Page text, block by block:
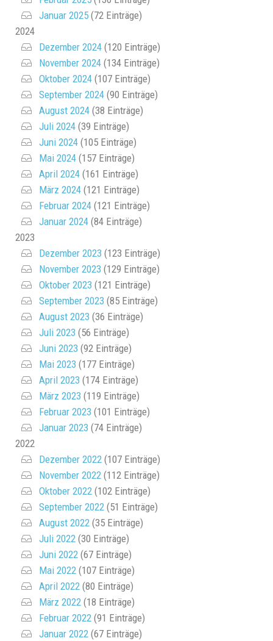
Januar 2025 (72 Einträge)
2024
Dezember 2024 (120 Einträge)
November 2024 (134 Einträge)
Oktober 2024 (107 Einträge)
September 2024 (90 Einträge)
August 2024 (38 Einträge)
Juli 2024 (39 Einträge)
Juni 2024 (105 Einträge)
Mai 2024 (157 Einträge)
April 2024 (161 Einträge)
März 2024 (121 Einträge)
Februar 2024 (121 Einträge)
Januar 2024 (84 Einträge)
2023
Dezember 2023 (123 Einträge)
November 2023 (129 Einträge)
Oktober 2023 (121 Einträge)
September 2023 (85 Einträge)
August 2023 (36 Einträge)
Juli 2023 (56 Einträge)
Juni 2023 (92 Einträge)
Mai 2023 (177 Einträge)
April 2023 (174 Einträge)
März 2023 (119 Einträge)
Februar 2023 (101 Einträge)
Januar 2023 (74 Einträge)
2022
Dezember 2022 (107 Einträge)
November 2022 (112 Einträge)
Oktober 2022 (102 Einträge)
September 2022 (51 Einträge)
August 2022 (35 Einträge)
Juli 2022 (30 Einträge)
Juni 2022 (67 Einträge)
Mai 2022 (107 Einträge)
April 2022 (80 Einträge)
März 2022 (18 Einträge)
Februar 2022 (91 Einträge)
Januar 2022 (67 Einträge)